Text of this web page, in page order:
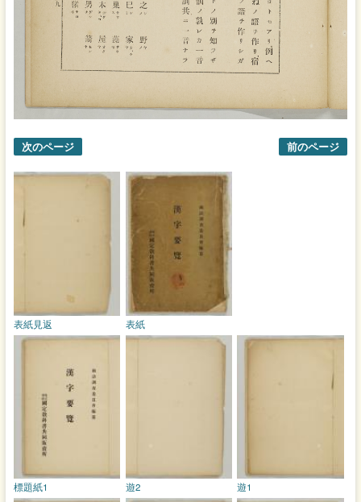
次のページ 前のページ
表紙
表紙見返
遊1
遊2
標題紙1